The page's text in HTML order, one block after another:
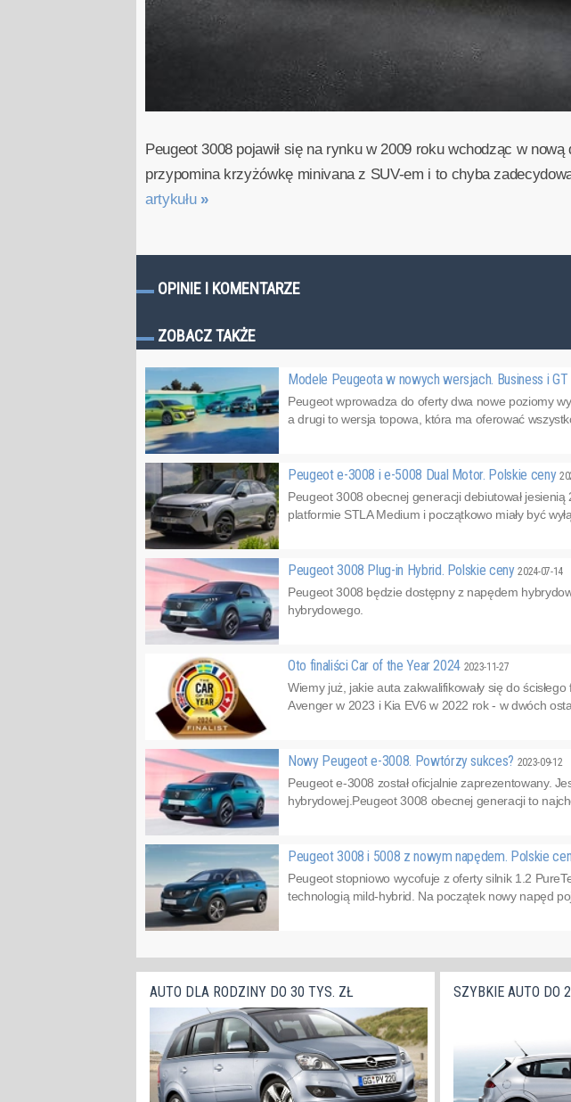
Peugeot 3008 pojawił się na rynku w 2009 roku wchodząc w
przypomina krzyżówkę minivana z SUV-em i to chyba
artykułu »
OPINIE I KOMENTARZE
ZOBACZ TAKŻE
Modele Peugeota w nowych wersjach. Business i GT
Peugeot wprowadza do oferty dwa nowe poziomy
a drugi to wersja topowa, która ma oferować
Peugeot e-3008 i e-5008 Dual Motor. Polskie ceny
Peugeot 3008 obecnej generacji debiutował
platformie STLA Medium i początkowo miały być
Peugeot 3008 Plug-in Hybrid. Polskie ceny2024-07-14
Peugeot 3008 będzie dostępny z napędem
hybrydowego.
Oto finaliści Car of the Year 2024 2023-11-27
Wiemy już, jakie auta zakwalifikowały się do
Avenger w 2023 i Kia EV6 w 2022 rok - w dwóch
Nowy Peugeot e-3008. Powtórzy sukces? 2023-09-12
Peugeot e-3008 został oficjalnie zaprezentowany.
hybrydowej.Peugeot 3008 obecnej generacji to
Peugeot 3008 i 5008 z nowym napędem. Polskie
Peugeot stopniowo wycofuje z oferty silnik 1.2
technologią mild-hybrid. Na początek nowy napęd
AUTO DLA RODZINY DO 30 TYS. ZŁ SZYBKIE AUTO DO